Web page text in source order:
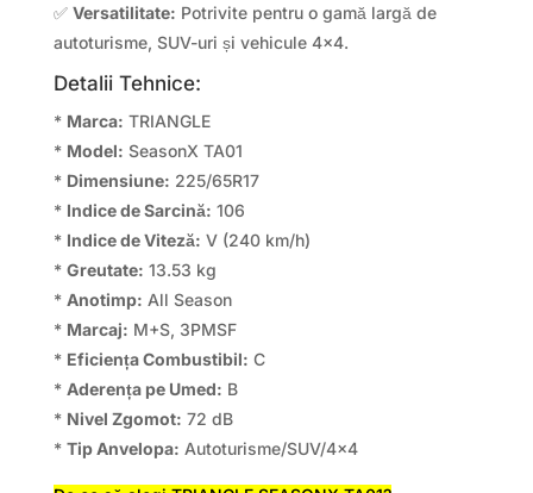
✅ Versatilitate: Potrivite pentru o gamă largă de
autoturisme, SUV-uri și vehicule 4×4.
Detalii Tehnice:
* Marca: TRIANGLE
* Model: SeasonX TA01
* Dimensiune: 225/65R17
* Indice de Sarcină: 106
* Indice de Viteză: V (240 km/h)
* Greutate: 13.53 kg
* Anotimp: All Season
* Marcaj: M+S, 3PMSF
* Eficiența Combustibil: C
* Aderența pe Umed: B
* Nivel Zgomot: 72 dB
* Tip Anvelopa: Autoturisme/SUV/4×4